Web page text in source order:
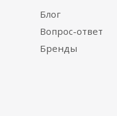
Блог
Вопрос-ответ
Бренды